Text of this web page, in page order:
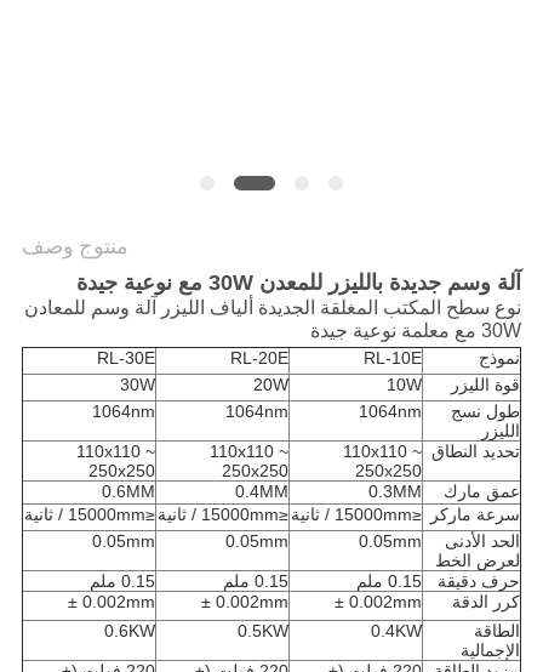
منتوج وصف
آلة وسم جديدة بالليزر للمعدن 30W مع نوعية جيدة
نوع سطح المكتب المغلقة الجديدة ألياف الليزر آلة وسم للمعادن
30W مع معلمة نوعية جيدة
نموذج RL-10E
RL-20E
RL-30E
قوة الليزر
10W
20W
30W
طول نسج
الليزر
1064nm
1064nm
1064nm
تحديد النطاق 110x110 ~
250x250
110x110 ~
250x250
110x110 ~
250x250
عمق مارك
0.3MM
0.4MM
0.6MM
سرعة ماركر
≤15000mm / ثانية ≤15000mm / ثانية
≤15000mm / ثانية
الحد الأدنى
لعرض الخط
0.05mm
0.05mm
0.05mm
حرف دقيقة 0.15 ملم 0.15 ملم
0.15 ملم
كرر الدقة
0.002mm ±
0.002mm ±
0.002mm ±
الطاقة
الإجمالية
0.4KW
0.5KW
0.6KW